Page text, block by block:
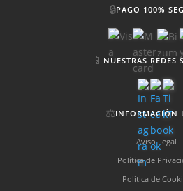
🔒PAGO 100%
📱 NUESTRAS REDES
⚖️INFORMACIÓN
Aviso Legal
Política de
Política de